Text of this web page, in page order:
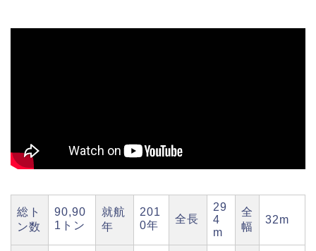
総ト
ン数
90,90
1トン
就航
年
201
0年
全長
29
4
m
全
幅
32m